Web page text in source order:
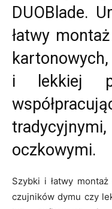
DUOBlade.
łatwy
i lekkiej
oczkowymi.
Szybki i łatwy
czujników dymu czy